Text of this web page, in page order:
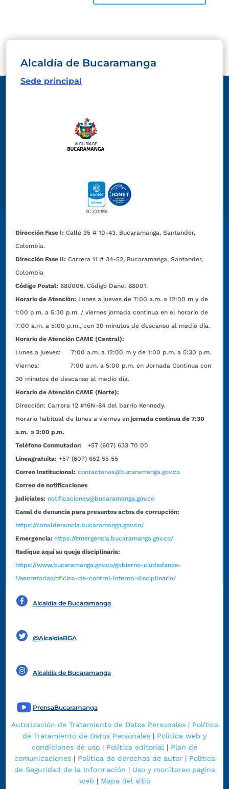
Alcaldía de Bucaramanga
Sede principal
Dirección Fase I: Calle 35 # 10-43, Bucaramanga, Santander,
Colombia.
Dirección Fase II: Carrera 11 # 34-52, Bucaramanga, Santander,
Colombia
Código Postal: 680006. Código Dane: 68001.
Horario de Atención: Lunes a jueves de 7:00 a.m. a 12:00 m y de
1:00 p.m. a 5:30 p.m. / viernes jornada continua en el horario de
7:00 a.m. a 5:00 p.m., con 30 minutos de descanso al medio día.
Horario de Atención CAME (Central):
Lunes a jueves: 7:00 a.m. a 12:00 m y de 1:00 p.m. a 5:30 p.m.
Viernes: 7:00 a.m. a 5:00 p.m. en Jornada Continua con
30 minutos de descanso al medio día.
Horario de Atención CAME (Norte):
Dirección:Carrera 12 #16N-84 del barrio Kennedy.
Horario habitual de lunes a viernes en jornada continua de 7:30
a.m. a 3:00 p.m.
Teléfono Conmutador:
+57 (607) 633 70 00
Líneagratuita: +57 (607) 652 55 55
Correo Institucional: contactenos@bucaramanga.gov.co
Correo de notificaciones
judiciales: notificaciones@bucaramanga.gov.co
Canal de denuncia para presuntos actos de corrupción:
https://canaldenuncia.bucaramanga.gov.co/
Emergencia: https://emergencia.bucaramanga.gov.co/
Radique aquí su queja disciplinaria:
https://www.bucaramanga.gov.co/gobierno-ciudadanos-
1/secretarias/oficina-de-control-interno-disciplinario/
Alcaldía de Bucaramanga
@AlcaldíaBGA
Alcaldía de Bucaramanga
PrensaBucaramanga
Autorización de Tratamiento de Datos Personales| Política
de Tratamiento de Datos Personales | Política web y
condiciones de uso | Política editorial | Plan de
comunicaciones| Política de derechos de autor| Política
de Seguridad de la Información | Uso y monitoreo pagina
web | Mapa del sitio